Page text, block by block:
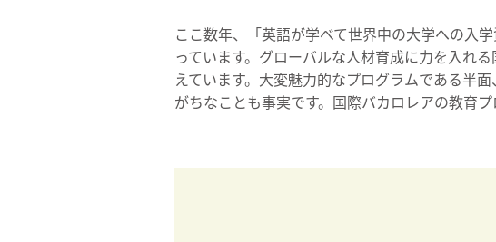
ここ数年、「英語が学べて世界中の大学への入
っています。グローバルな人材育成に力を入れ
えています。大変魅力的なプログラムである半
がちなことも事実です。国際バカロレアの教育